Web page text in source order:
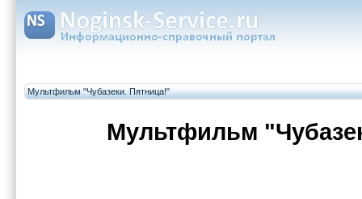
Мультфильм "Чубазеки. Пятница!"
Мультфильм